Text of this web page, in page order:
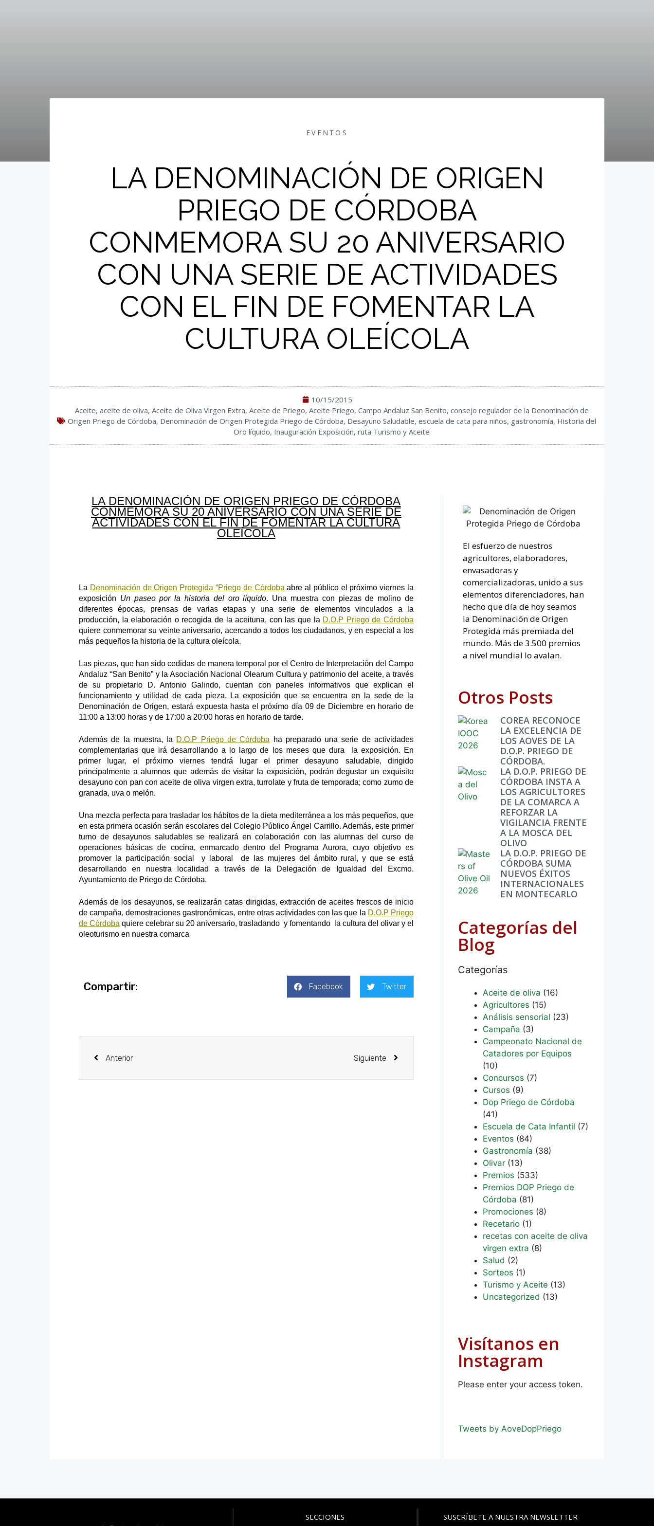
EVENTOS
LA DENOMINACIÓN DE ORIGEN
PRIEGO DE CÓRDOBA
CONMEMORA SU 20 ANIVERSARIO
CON UNA SERIE DE ACTIVIDADES
CON EL FIN DE FOMENTAR LA
CULTURA OLEÍCOLA
10/15/2015
Aceite, aceite de oliva, Aceite de Oliva Virgen Extra, Aceite de Priego, Aceite Priego, Campo Andaluz San Benito, consejo regulador de la Denominación de
Origen Priego de Córdoba, Denominación de Origen Protegida Priego de Córdoba, Desayuno Saludable, escuela de cata para niños, gastronomía, Historia del
Oro líquido, Inauguración Exposición, ruta Turismo y Aceite
LA DENOMINACIÓN DE ORIGEN PRIEGO DE CÓRDOBA
CONMEMORA SU 20 ANIVERSARIO CON UNA SERIE DE
ACTIVIDADES CON EL FIN DE FOMENTAR LA CULTURA
OLEÍCOLA
La Denominación de Origen Protegida “Priego de Córdoba abre al público el próximo viernes la
exposición Un paseo por la historia del oro líquido. Una muestra con piezas de molino de
diferentes épocas, prensas de varias etapas y una serie de elementos vinculados a la
producción, la elaboración o recogida de la aceituna, con las que la D.O.P Priego de Córdoba
quiere conmemorar su veinte aniversario, acercando a todos los ciudadanos, y en especial a los
más pequeños la historia de la cultura oleícola.
Las piezas, que han sido cedidas de manera temporal por el Centro de Interpretación del Campo
Andaluz “San Benito” y la Asociación Nacional Olearum Cultura y patrimonio del aceite, a través
de su propietario D. Antonio Galindo, cuentan con paneles informativos que explican el
funcionamiento y utilidad de cada pieza. La exposición que se encuentra en la sede de la
Denominación de Origen, estará expuesta hasta el próximo día 09 de Diciembre en horario de
11:00 a 13:00 horas y de 17:00 a 20:00 horas en horario de tarde.
Además de la muestra, la D.O.P Priego de Córdoba ha preparado una serie de actividades
complementarias que irá desarrollando a lo largo de los meses que dura la exposición. En
primer lugar, el próximo viernes tendrá lugar el primer desayuno saludable, dirigido
principalmente a alumnos que además de visitar la exposición, podrán degustar un exquisito
desayuno con pan con aceite de oliva virgen extra, turrolate y fruta de temporada; como zumo de
granada, uva o melón.
Una mezcla perfecta para trasladar los hábitos de la dieta mediterránea a los más pequeños, que
en esta primera ocasión serán escolares del Colegio Público Ángel Carrillo. Además, este primer
turno de desayunos saludables se realizará en colaboración con las alumnas del curso de
operaciones básicas de cocina, enmarcado dentro del Programa Aurora, cuyo objetivo es
promover la participación social y laboral de las mujeres del ámbito rural, y que se está
desarrollando en nuestra localidad a través de la Delegación de Igualdad del Excmo.
Ayuntamiento de Priego de Córdoba.
Además de los desayunos, se realizarán catas dirigidas, extracción de aceites frescos de inicio
de campaña, demostraciones gastronómicas, entre otras actividades con las que la D.O.P Priego
de Córdoba quiere celebrar su 20 aniversario, trasladando y fomentando la cultura del olivar y el
oleoturismo en nuestra comarca
Compartir: Facebook Twitter
Anterior Siguiente
El esfuerzo de nuestros
agricultores, elaboradores,
envasadoras y
comercializadoras, unido a sus
elementos diferenciadores, han
hecho que día de hoy seamos
la Denominación de Origen
Protegida más premiada del
mundo. Más de 3.500 premios
a nivel mundial lo avalan.
Otros Posts
COREA RECONOCE
LA EXCELENCIA DE
LOS AOVES DE LA
D.O.P. PRIEGO DE
CÓRDOBA.
LA D.O.P. PRIEGO DE
CÓRDOBA INSTA A
LOS AGRICULTORES
DE LA COMARCA A
REFORZAR LA
VIGILANCIA FRENTE
A LA MOSCA DEL
OLIVO
LA D.O.P. PRIEGO DE
CÓRDOBA SUMA
NUEVOS ÉXITOS
INTERNACIONALES
EN MONTECARLO
Categorías del
Blog
Categorías
Aceite de oliva (16)
Agricultores (15)
Análisis sensorial (23)
Campaña (3)
Campeonato Nacional de
Catadores por Equipos
(10)
Concursos (7)
Cursos (9)
Dop Priego de Córdoba
(41)
Escuela de Cata Infantil (7)
Eventos (84)
Gastronomía (38)
Olivar(13)
Premios (533)
Premios DOP Priego de
Córdoba (81)
Promociones (8)
Recetario(1)
recetas con aceite de oliva
virgen extra (8)
Salud (2)
Sorteos (1)
Turismo y Aceite (13)
Uncategorized (13)
Visítanos en
Instagram
Please enter your access token.
Tweets by AoveDopPriego
SECCIONES SUSCRÍBETE A NUESTRA NEWSLETTER